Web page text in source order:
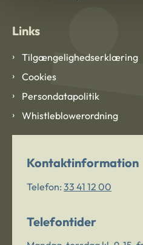
Links
Tilgængelighedserklæring
Cookies
Persondatapolitik
Whistleblowerordning
Kontaktinformation
Telefon: 33 41 12 00
Telefontider